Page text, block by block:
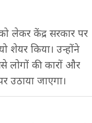
लेकर केंद्र सरकार पर
शेयर किया। उन्होंने
लोगों की कारों और
उठाया जाएगा।